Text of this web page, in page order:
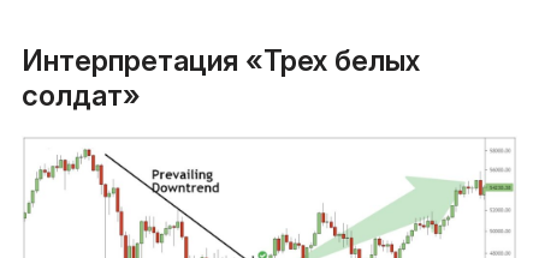
Интерпретация «Трех белых
солдат»